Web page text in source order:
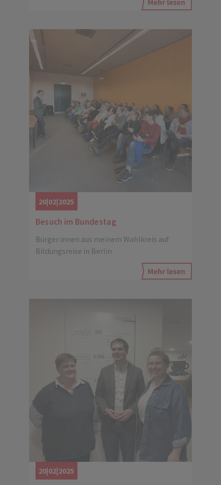
20|02|2025
Besuch im Bundestag
Bürger:innen aus meinem Wahlkreis auf
Bildungsreise in Berlin
20|02|2025